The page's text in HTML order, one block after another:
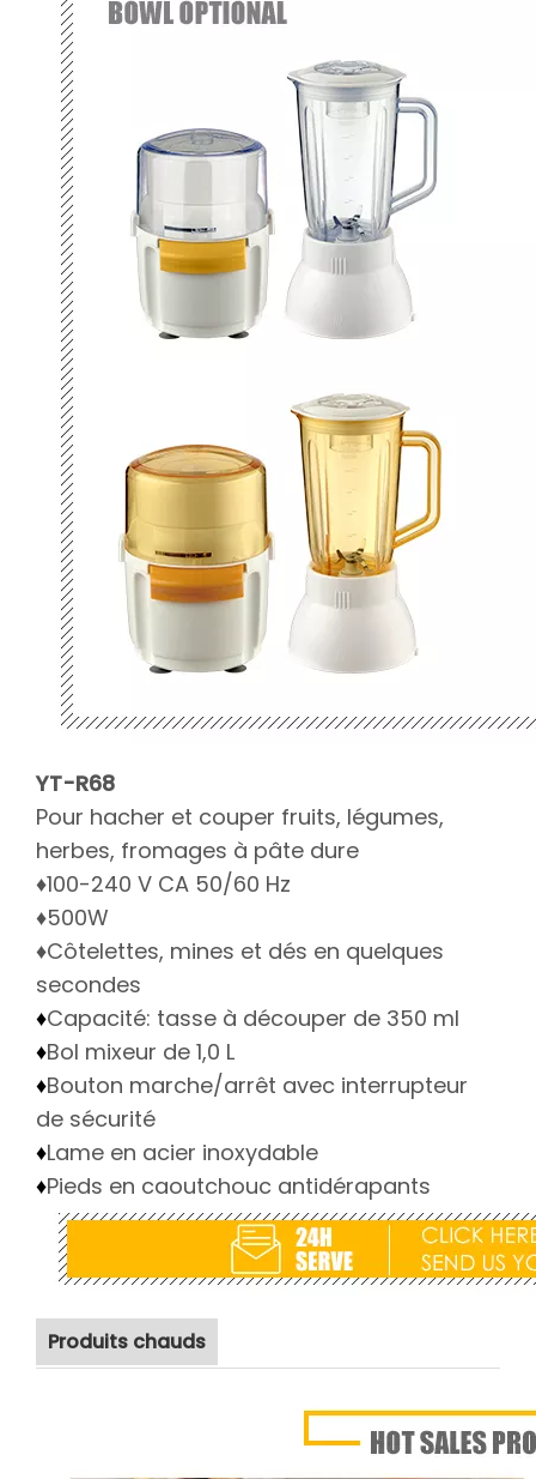
YT-R68
Pour hacher et couper fruits, légumes,
herbes, fromages à pâte dure
♦100-240 V CA 50/60 Hz
♦500W
♦Côtelettes, mines et dés en quelques
secondes
♦Capacité: tasse à découper de 350 ml
♦Bol mixeur de 1,0 L
♦Bouton marche/arrêt avec interrupteur
de sécurité
♦Lame en acier inoxydable
♦Pieds en caoutchouc antidérapants
Produits chauds